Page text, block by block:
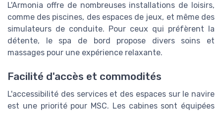
L'Armonia offre de nombreuses installations de loisirs,
comme des piscines, des espaces de jeux, et même des
simulateurs de conduite. Pour ceux qui préfèrent la
détente, le spa de bord propose divers soins et
massages pour une expérience relaxante.
Facilité d'accès et commodités
L'accessibilité des services et des espaces sur le navire
est une priorité pour MSC. Les cabines sont équipées